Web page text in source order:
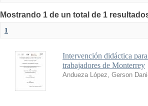
Mostrando 1 de un total de 1
1
Intervención didáctica
trabajadores de Monterrey
Andueza López, Gerson